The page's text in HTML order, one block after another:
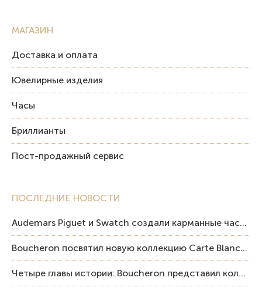
ПОСЛЕДНИЕ НОВОСТИ
Audemars Piguet и Swatch создали карманные часы в эстетике Royal Oak и Pop Art
Boucheron посвятил новую коллекцию Carte Blanche Human Being человеку и силе мастерства
Четыре главы истории: Boucheron представил коллекцию «Nom: Boucheron, Prénom: Frédéric»
МАГАЗИН
Доставка и оплата
Ювелирные изделия
Часы
Бриллианты
Пост-продажный сервис